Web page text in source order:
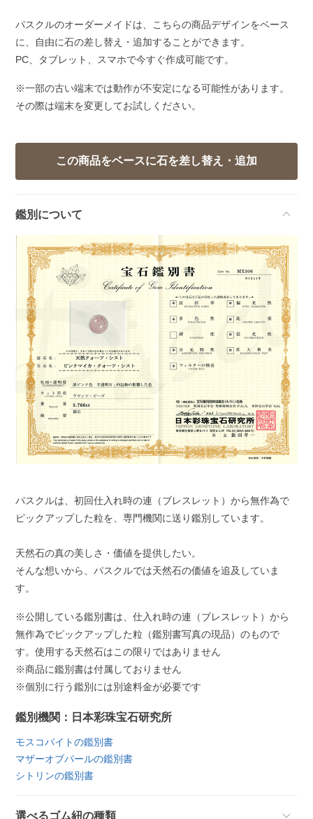
パスクルのオーダーメイドは、こちらの商品デザインをベース
に、自由に石の差し替え・追加することができます。
PC、タブレット、スマホで今すぐ作成可能です。
※一部の古い端末では動作が不安定になる可能性があります。
その際は端末を変更してお試しください。
鑑別について
パスクルは、初回仕入れ時の連（ブレスレット）から無作為で
ピックアップした粒を、専門機関に送り鑑別しています。
天然石の真の美しさ・価値を提供したい。
そんな想いから、パスクルでは天然石の価値を追及していま
す。
※公開している鑑別書は、仕入れ時の連（ブレスレット）から
無作為でピックアップした粒（鑑別書写真の現品）のもので
す。使用する天然石はこの限りではありません
※商品に鑑別書は付属しておりません
※個別に行う鑑別には別途料金が必要です
鑑別機関：日本彩珠宝石研究所
モスコバイトの鑑別書
マザーオブパールの鑑別書
シトリンの鑑別書
選べるゴム紐の種類